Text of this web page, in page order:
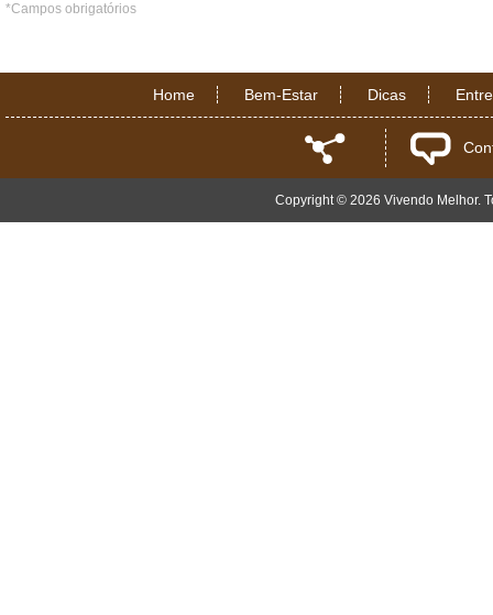
*Campos obrigatórios
Home Bem-Estar Dicas
Copyright © 2026 Vivendo Melhor.